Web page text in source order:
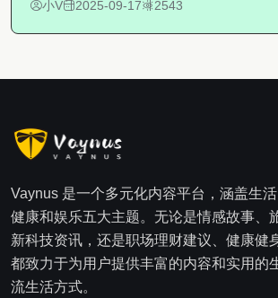
小V 2025-09-17 2543
Vaynus 是一个多元化内容平台，涵盖生活
健康和娱乐五大主题。无论是情感故事、
新科技资讯，还是职场理财建议、健康健
都致力于为用户提供丰富的内容和实用的
流生活方式。